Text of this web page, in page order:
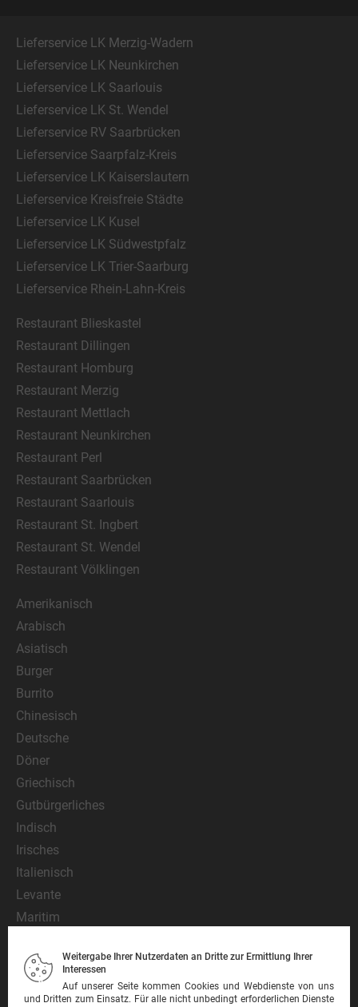
Lieferservice LK Merzig-Wadern
Lieferservice LK Neunkirchen
Lieferservice LK Saarlouis
Lieferservice LK St. Wendel
Lieferservice RV Saarbrücken
Lieferservice Saarpfalz-Kreis
Lieferservice LK Kaiserslautern
Lieferservice Kreisfreie Städte
Lieferservice LK Kusel
Lieferservice LK Südwestpfalz
Lieferservice LK Trier-Saarburg
Lieferservice Rhein-Lahn-Kreis
Restaurant Blieskastel
Restaurant Dillingen
Restaurant Homburg
Restaurant Merzig
Restaurant Mettlach
Restaurant Neunkirchen
Restaurant Perl
Restaurant Saarbrücken
Restaurant Saarlouis
Restaurant St. Ingbert
Restaurant St. Wendel
Restaurant Völklingen
Amerikanisch
Arabisch
Asiatisch
Burger
Burrito
Chinesisch
Deutsche
Döner
Griechisch
Gutbürgerliches
Indisch
Irisches
Italienisch
Levante
Maritim
Mexikanisch
Nationalgericht
Weitergabe Ihrer Nutzerdaten an Dritte zur Ermittlung Ihrer
Interessen
Auf unserer Seite kommen Cookies und Webdienste von uns
und Dritten zum Einsatz. Für alle nicht unbedingt erforderlichen Dienste